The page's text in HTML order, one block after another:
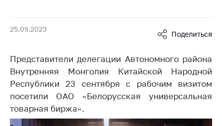
символы
5 лет МАРТ
Деятельность
Ценовая политика
25.09.2023
Поделиться
Представители делегации Автономного района
Внутренняя Монголия Китайской Народной
Республики 23 сентября с рабочим визитом
посетили ОАО «Белорусская универсальная
товарная биржа».